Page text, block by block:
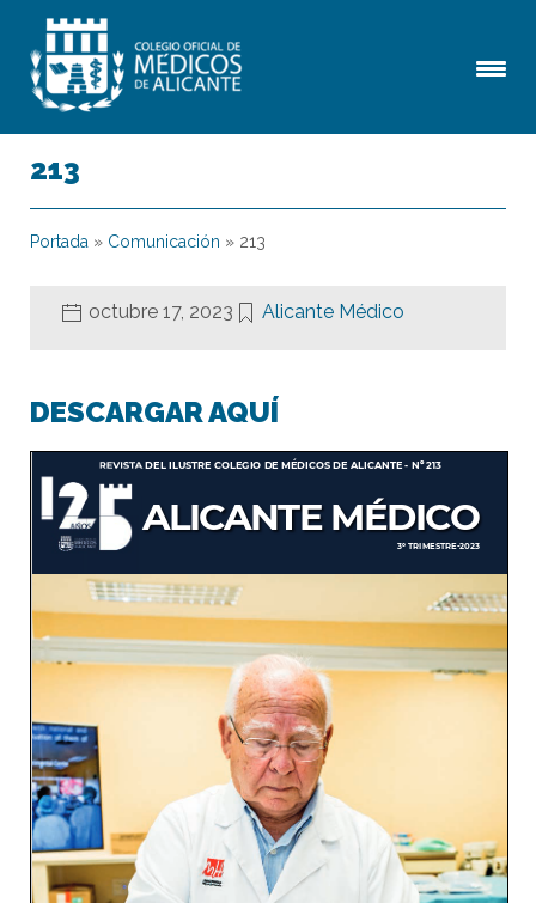
213
Portada » Comunicación » 213
octubre 17, 2023 Alicante Médico
DESCARGAR AQUÍ